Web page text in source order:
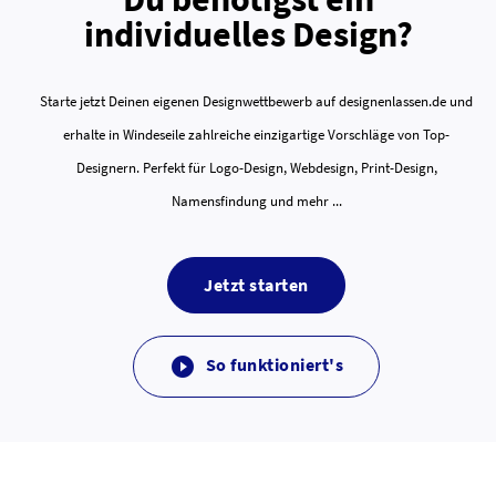
individuelles Design?
Starte jetzt Deinen eigenen Designwettbewerb auf designenlassen.de und
erhalte in Windeseile zahlreiche einzigartige Vorschläge von Top-
Designern. Perfekt für Logo-Design, Webdesign, Print-Design,
Namensfindung und mehr ...
Jetzt starten
 So funktioniert's